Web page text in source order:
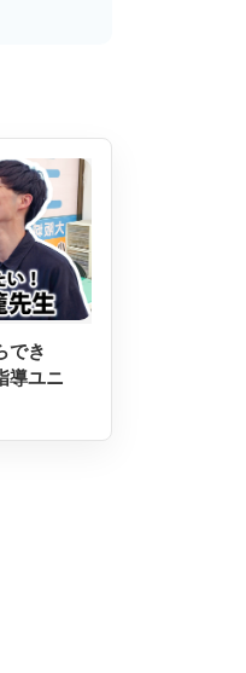
でき
導ユニ